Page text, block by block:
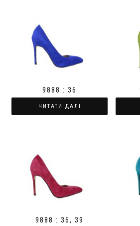
9888 : 36
ЧИТАТИ ДАЛІ
9888 : 36, 39